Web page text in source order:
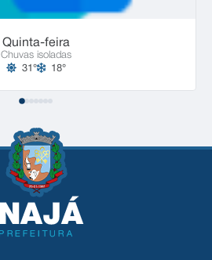
Quinta-feira
Chuvas isoladas
31° 18°